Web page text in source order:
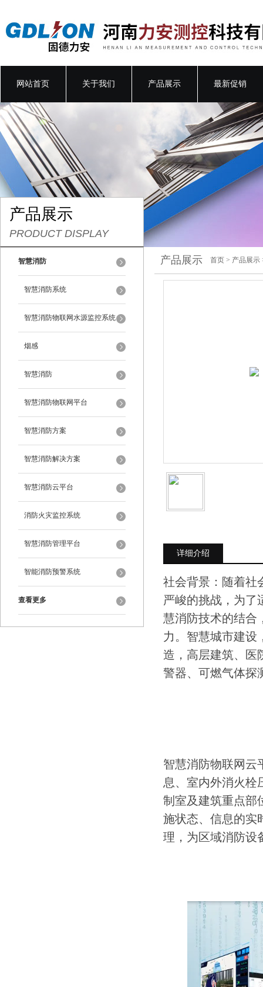
网站首页 关于我们 产品展示 最新促销
产品展示
PRODUCT DISPLAY
智慧消防
智慧消防系统
智慧消防物联网水源监控系统
烟感
智慧消防
智慧消防物联网平台
智慧消防方案
智慧消防解决方案
智慧消防云平台
消防火灾监控系统
智慧消防管理平台
智能消防预警系统
查看更多
产品展示 首页 > 产品展示
详细介绍
社会背景：随着社
严峻的挑战，为了
慧消防技术的结合
力。智慧城市建设
造，高层建筑、医
警器、可燃气体探
智慧消防物联网云
息、室内外消火栓
制室及建筑重点部
施状态、信息的实
理，为区域消防设